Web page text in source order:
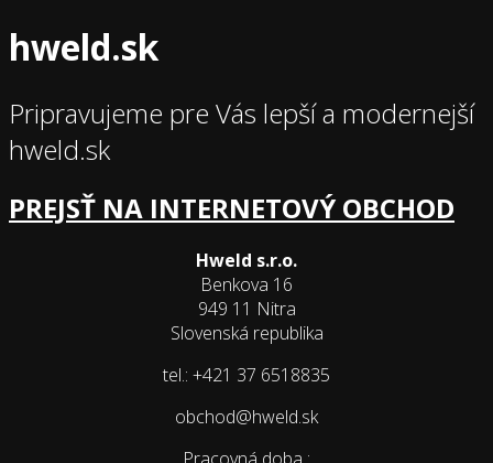
hweld.sk
Pripravujeme pre Vás lepší a modernejší
hweld.sk
PREJSŤ NA INTERNETOVÝ OBCHOD
Hweld s.r.o.
Benkova 16
949 11 Nitra
Slovenská republika
tel.: +421 37 6518835
obchod@hweld.sk